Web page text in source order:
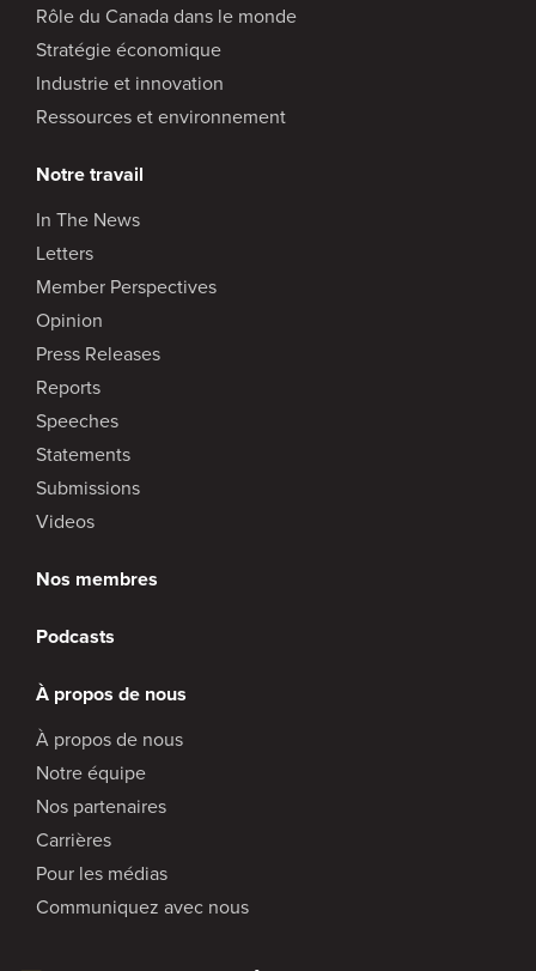
Rôle du Canada dans le monde
Stratégie économique
Industrie et innovation
Ressources et environnement
Notre travail
In The News
Letters
Member Perspectives
Opinion
Press Releases
Reports
Speeches
Statements
Submissions
Videos
Nos membres
Podcasts
À propos de nous
À propos de nous
Notre équipe
Nos partenaires
Carrières
Pour les médias
Communiquez avec nous